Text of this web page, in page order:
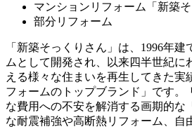
マンションリフォーム「新築そ
部分リフォーム
「新築そっくりさん」は、1996年
ムとして開発され、以来四半世紀に
える様々な住まいを再生してきた実
フォームのトップブランド」です。
な費用への不安を解消する画期的
な耐震補強や高断熱リフォーム、自